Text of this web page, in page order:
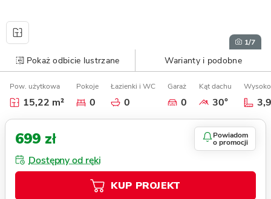
1/7
Pokaż odbicie lustrzane Warianty i podobne
Pow. użytkowa
15,22 m²
Pokoje
0
Łazienki i WC
0
Garaż
0
Kąt dachu
30°
699 zł Powiadom
o promocji
Dostępny od ręki
KUP PROJEKT